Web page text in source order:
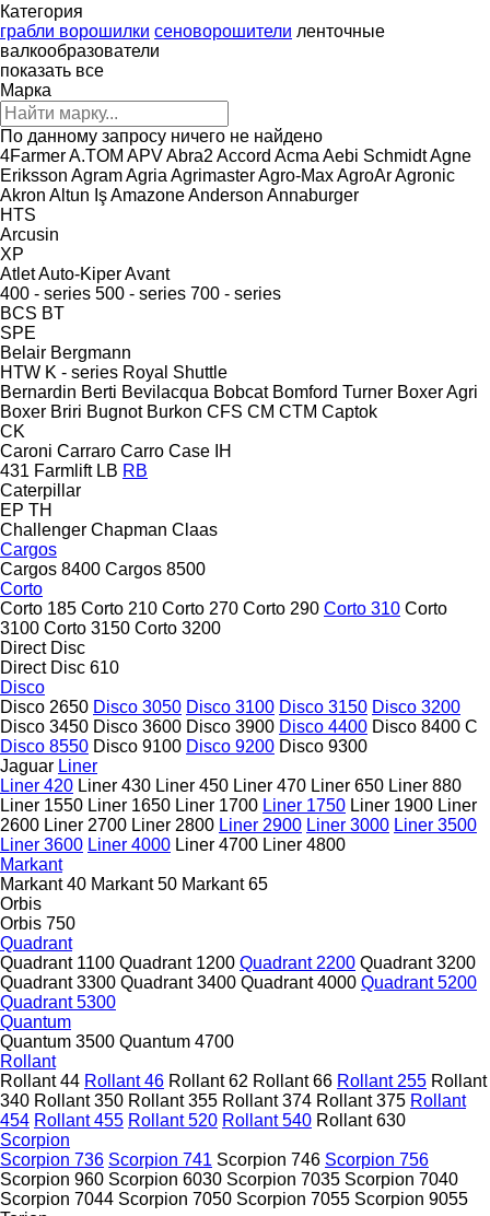
Категория
грабли ворошилки сеноворошители ленточные
валкообразователи
показать все
Марка
По данному запросу ничего не найдено
4FarmerA.TOM APVAbra2 Accord Acma Aebi SchmidtAgne
Eriksson AgramAgria AgrimasterAgro-MaxAgroArAgronic
Akron Altun IşAmazoneAnderson Annaburger
HTS
Arcusin
XP
AtletAuto-KiperAvant
400 - series 500 - series 700 - series
BCS BT
SPE
Belair Bergmann
HTW K - series Royal Shuttle
Bernardin Berti Bevilacqua Bobcat Bomford Turner Boxer Agri
Boxer Briri Bugnot Burkon CFS CM CTM Captok
CK
Caroni Carraro Carro Case IH
431 Farmlift LB RB
Caterpillar
EP TH
Challenger Chapman Claas
Cargos
Cargos 8400 Cargos 8500
Corto
Corto 185 Corto 210 Corto 270 Corto 290 Corto 310 Corto
3100 Corto 3150 Corto 3200
Direct Disc
Direct Disc 610
Disco
Disco 2650 Disco 3050 Disco 3100 Disco 3150 Disco 3200
Disco 3450 Disco 3600 Disco 3900 Disco 4400 Disco 8400 C
Disco 8550 Disco 9100 Disco 9200 Disco 9300
Jaguar Liner
Liner 420 Liner 430 Liner 450 Liner 470 Liner 650 Liner 880
Liner 1550 Liner 1650 Liner 1700 Liner 1750 Liner 1900 Liner
2600 Liner 2700 Liner 2800 Liner 2900 Liner 3000 Liner 3500
Liner 3600 Liner 4000 Liner 4700 Liner 4800
Markant
Markant 40 Markant 50 Markant 65
Orbis
Orbis 750
Quadrant
Quadrant 1100 Quadrant 1200 Quadrant 2200 Quadrant 3200
Quadrant 3300 Quadrant 3400 Quadrant 4000 Quadrant 5200
Quadrant 5300
Quantum
Quantum 3500 Quantum 4700
Rollant
Rollant 44 Rollant 46 Rollant 62 Rollant 66 Rollant 255 Rollant
340 Rollant 350 Rollant 355 Rollant 374 Rollant 375 Rollant
454 Rollant 455 Rollant 520 Rollant 540 Rollant 630
Scorpion
Scorpion 736 Scorpion 741 Scorpion 746 Scorpion 756
Scorpion 960 Scorpion 6030 Scorpion 7035 Scorpion 7040
Scorpion 7044 Scorpion 7050 Scorpion 7055 Scorpion 9055